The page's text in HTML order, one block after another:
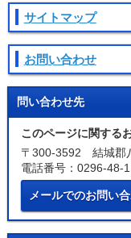
サイトマップ
お問い合わせ
問い合わせ先
このページに関する
〒300-3592 結城郡
電話番号：0296-48-
メールでのお問い